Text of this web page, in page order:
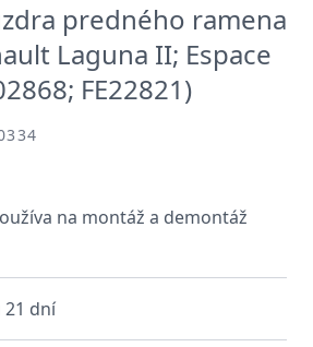
predného ramena
Laguna II; Espace
FE22821)
na montáž a demontáž
dní